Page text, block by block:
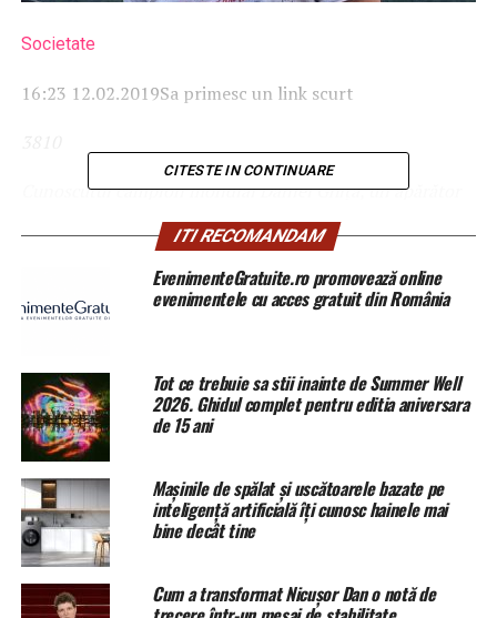
Societate
16:23 12.02.2019Sa primesc un link scurt
Cunoscutul campion mondial Daniel Ghiță, un apărător
al valorilor românești, ia atitudine împotriva sărbătorilor
de import cum e ”Valentine’s Day”
BRUXELLES, 12 feb – Sputnik, Daniela Porovăț.Daniel
Ghiță a scris pe pagina sa de socializare despre faptul că,
Day “!”, pe care o desființează pur și simplu: ”O
sărbătoare comercială, importata, nimic special, pentru
mine”.
Daniel Ghiță spune clar: ”Eu nu sărbătoresc așa ce ceva!
Noi, românii, sărbătorim pe 24 Februarie Dragobetele!”.
Daniel Ghiță preia cu citat și descrierea sărbătorii
CITESTE IN CONTINUARE
ITI RECOMANDAM
EvenimenteGratuite.ro promovează online
evenimentele cu acces gratuit din România
Tot ce trebuie sa stii inainte de Summer Well
2026. Ghidul complet pentru editia aniversara
de 15 ani
Mașinile de spălat și uscătoarele bazate pe
inteligență artificială îți cunosc hainele mai
bine decât tine
Cum a transformat Nicușor Dan o notă de